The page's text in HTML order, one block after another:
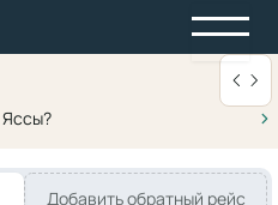
Добавить обратный рейс